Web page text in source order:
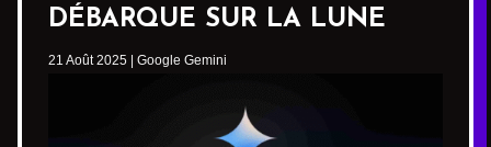
DÉBARQUE SUR LA LUNE
21 Août 2025 Google Gemini